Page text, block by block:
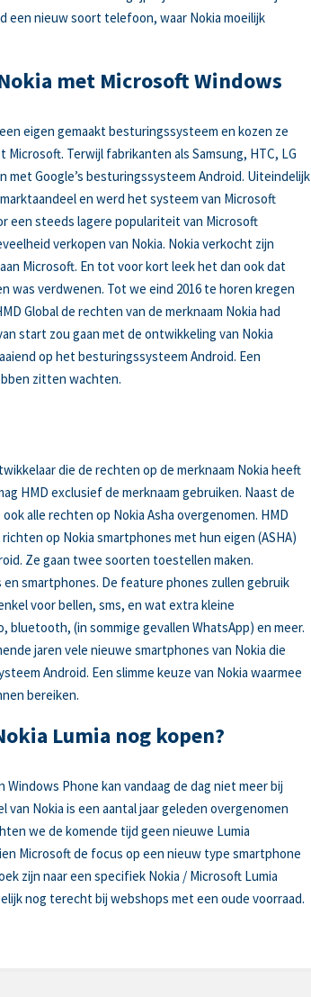
een nieuw soort telefoon, waar Nokia moeilijk
met Microsoft Windows
eigen gemaakt besturingssysteem en kozen ze
Microsoft. Terwijl fabrikanten als Samsung, HTC, LG
met Google’s besturingssysteem Android. Uiteindelijk
en werd het systeem van Microsoft
een steeds lagere populariteit van Microsoft
verkopen van Nokia. Nokia verkocht zijn
Microsoft. En tot voor kort leek het dan ook dat
was verdwenen. Tot we eind 2016 te horen kregen
Global de rechten van de merknaam Nokia had
start zou gaan met de ontwikkeling van Nokia
op het besturingssysteem Android. Een
zitten wachten.
die de rechten op de merknaam Nokia heeft
HMD exclusief de merknaam gebruiken. Naast de
alle rechten op Nokia Asha overgenomen. HMD
op Nokia smartphones met hun eigen (ASHA)
Ze gaan twee soorten toestellen maken.
smartphones. De feature phones zullen gebruik
voor bellen, sms, en wat extra kleine
bluetooth, (in sommige gevallen WhatsApp) en meer.
jaren vele nieuwe smartphones van Nokia die
Android. Een slimme keuze van Nokia waarmee
bereiken.
Lumia nog kopen?
Windows Phone kan vandaag de dag niet meer bij
Nokia is een aantal jaar geleden overgenomen
we de komende tijd geen nieuwe Lumia
Microsoft de focus op een nieuw type smartphone
zijn naar een specifiek Nokia / Microsoft Lumia
nog terecht bij webshops met een oude voorraad.